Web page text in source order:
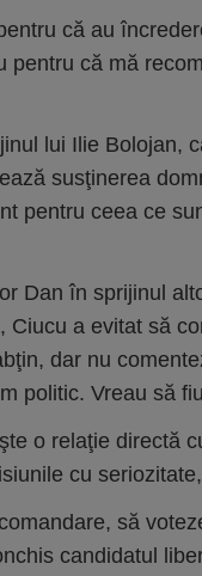
că au
că mă
lui Ilie Bolojan,
susţinerea
pentru ceea ce
Dan în sprijinul
a evitat să
dar nu
politic. Vreau să
o relaţie directă
cu
să
candidatul